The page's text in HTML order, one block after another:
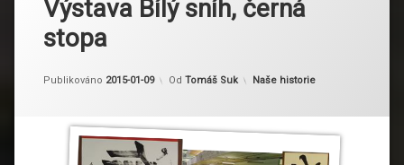
Výstava Bílý sníh, černá
stopa
Publikováno 2015-01-09 Od Tomáš Suk Kategorie:
Naše historie